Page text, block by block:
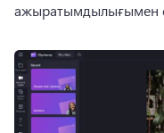
ажыратымдылығымен